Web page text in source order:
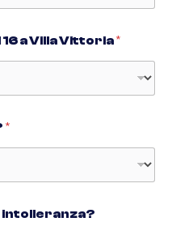
a Villa Vittoria*
*
intolleranza?